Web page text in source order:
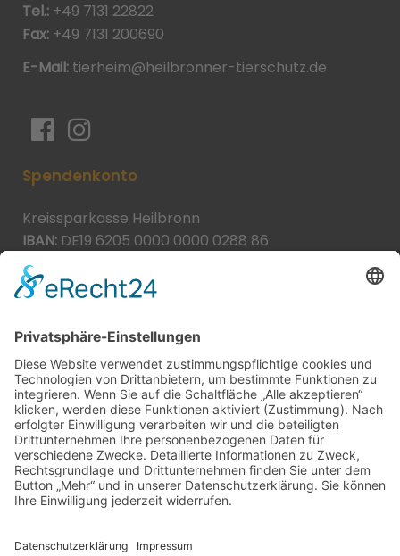
Tel.: +49 7131 22822
Fax: +49 7131 200690
E-Mail: tierheim@heilbronner-tierschutz.de
Spendenkonto
Kreissparkasse Heilbronn
IBAN: DE19 6205 0000 0000 0288 86
BIC:
Spende direkt via PayPal
JETZT SPENDEN
paypal@heilbronner-tierschutz.de